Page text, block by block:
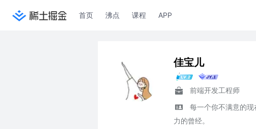
首页 沸点 课程 APP
佳宝儿
前端开发工程师
每一个你不满意的
力的曾经。